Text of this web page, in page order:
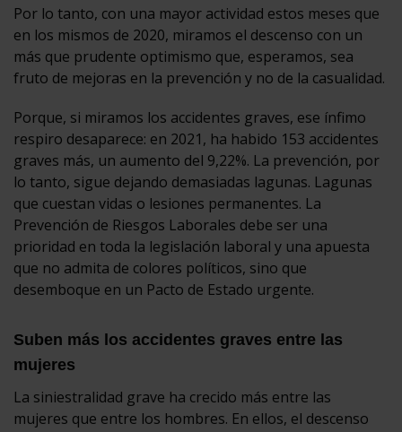
Por lo tanto, con una mayor actividad estos meses que
en los mismos de 2020, miramos el descenso con un
más que prudente optimismo que, esperamos, sea
fruto de mejoras en la prevención y no de la casualidad.
Porque, si miramos los accidentes graves, ese ínfimo
respiro desaparece: en 2021, ha habido 153 accidentes
graves más, un aumento del 9,22%. La prevención, por
lo tanto, sigue dejando demasiadas lagunas. Lagunas
que cuestan vidas o lesiones permanentes. La
Prevención de Riesgos Laborales debe ser una
prioridad en toda la legislación laboral y una apuesta
que no admita de colores políticos, sino que
desemboque en un Pacto de Estado urgente.
Suben más los accidentes graves entre las
mujeres
La siniestralidad grave ha crecido más entre las
mujeres que entre los hombres. En ellos, el descenso